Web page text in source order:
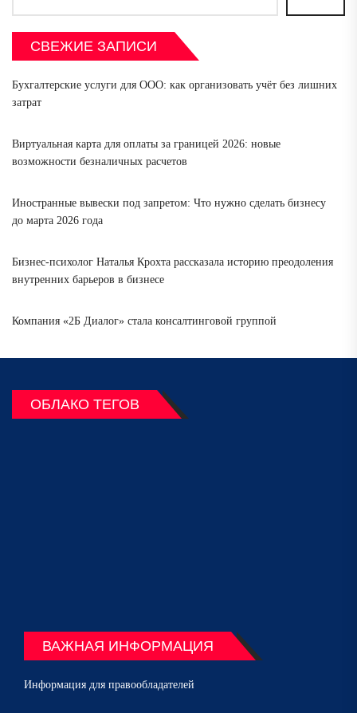
СВЕЖИЕ ЗАПИСИ
Бухгалтерские услуги для ООО: как организовать учёт без лишних
затрат
Виртуальная карта для оплаты за границей 2026: новые
возможности безналичных расчетов
Иностранные вывески под запретом: Что нужно сделать бизнесу
до марта 2026 года
Бизнес-психолог Наталья Крохта рассказала историю преодоления
внутренних барьеров в бизнесе
Компания «2Б Диалог» стала консалтинговой группой
ОБЛАКО ТЕГОВ
ВАЖНАЯ ИНФОРМАЦИЯ
Информация для правообладателей